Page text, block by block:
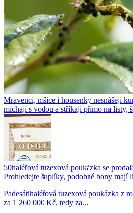
Mravenci, mšice i housenky nesnášejí
míchají s vodou a stříkají přímo na listy,
50haléřová tuzexová poukázka se
Prohledejte šuplíky, podobné bony mají
Padesátihaléřová tuzexová poukázka z
za 1 260 000 Kč, tedy za...